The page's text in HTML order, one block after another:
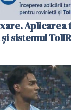
sistemul